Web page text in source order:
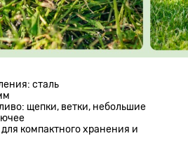
сталь
щепки, ветки, небольшие
компактного хранения и